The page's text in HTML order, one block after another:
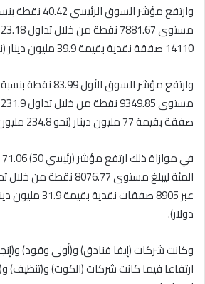
14110 صفقة نقدية بقيمة 39.9 مليون دينار (نحو 121.6 مليون دولار).
صفقة بقيمة 77 مليون دينار (نحو 234.8 مليون دولار).
دولار).
وكانت شركات (إيفا فنادق) و(أولى وقود)
ارتفاعا فيما كانت شركات (الكوت) و(تنظيف)